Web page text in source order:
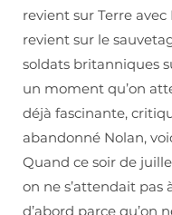
revient sur Terre
revient sur le
soldats britanniques
un moment qu’on
déjà fascinante,
abandonné Nolan,
Quand ce soir de
on ne s’attendait pas
d’abord parce qu’on